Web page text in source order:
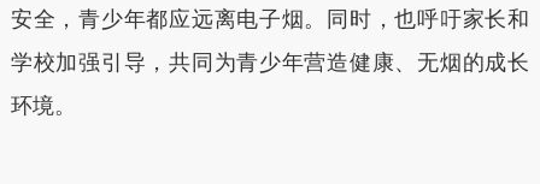
安全，青少年都应远离电子烟。同时，也呼吁家长和
学校加强引导，共同为青少年营造健康、无烟的成长
环境。